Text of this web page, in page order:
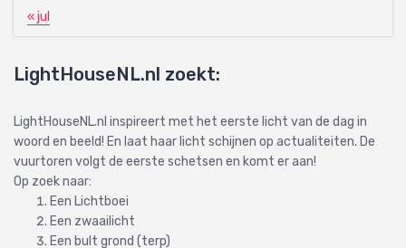
« jul
LightHouseNL.nl zoekt:
LightHouseNL.nl inspireert met het eerste licht van de dag in
woord en beeld! En laat haar licht schijnen op actualiteiten. De
vuurtoren volgt de eerste schetsen en komt er aan!
Op zoek naar:
Een Lichtboei
Een zwaailicht
Een bult grond (terp)